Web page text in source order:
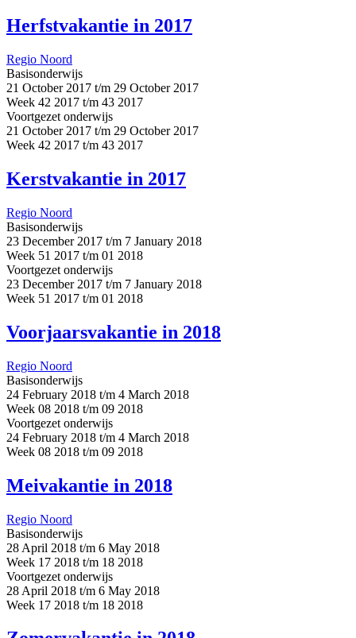
Herfstvakantie in 2017
Regio Noord
Basisonderwijs
21 October 2017 t/m 29 October 2017
Week 42 2017 t/m 43 2017
Voortgezet onderwijs
21 October 2017 t/m 29 October 2017
Week 42 2017 t/m 43 2017
Kerstvakantie in 2017
Regio Noord
Basisonderwijs
23 December 2017 t/m 7 January 2018
Week 51 2017 t/m 01 2018
Voortgezet onderwijs
23 December 2017 t/m 7 January 2018
Week 51 2017 t/m 01 2018
Voorjaarsvakantie in 2018
Regio Noord
Basisonderwijs
24 February 2018 t/m 4 March 2018
Week 08 2018 t/m 09 2018
Voortgezet onderwijs
24 February 2018 t/m 4 March 2018
Week 08 2018 t/m 09 2018
Meivakantie in 2018
Regio Noord
Basisonderwijs
28 April 2018 t/m 6 May 2018
Week 17 2018 t/m 18 2018
Voortgezet onderwijs
28 April 2018 t/m 6 May 2018
Week 17 2018 t/m 18 2018